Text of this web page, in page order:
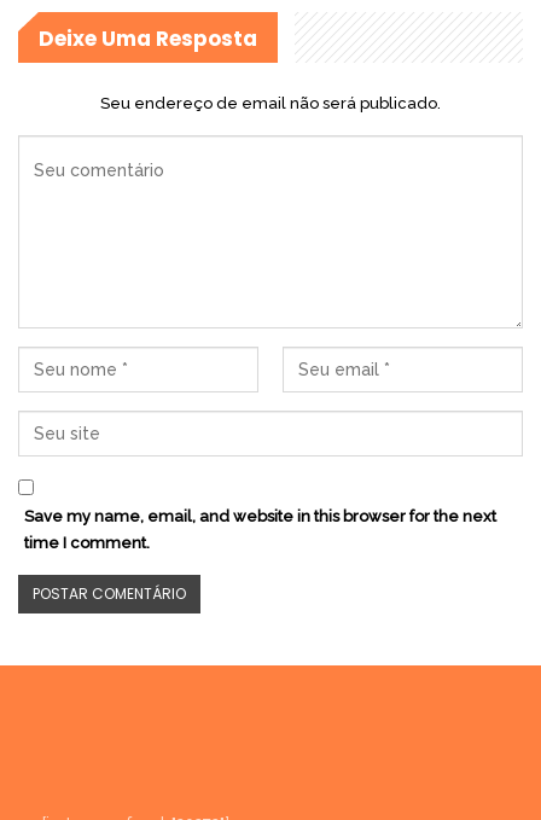
Deixe Uma Resposta
Seu endereço de email não será publicado.
Save my name, email, and website in this browser for the next
time I comment.